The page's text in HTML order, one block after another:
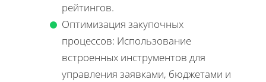
рейтингов.
Оптимизация закупочных
процессов: Использование
встроенных инструментов для
управления заявками, бюджетами и